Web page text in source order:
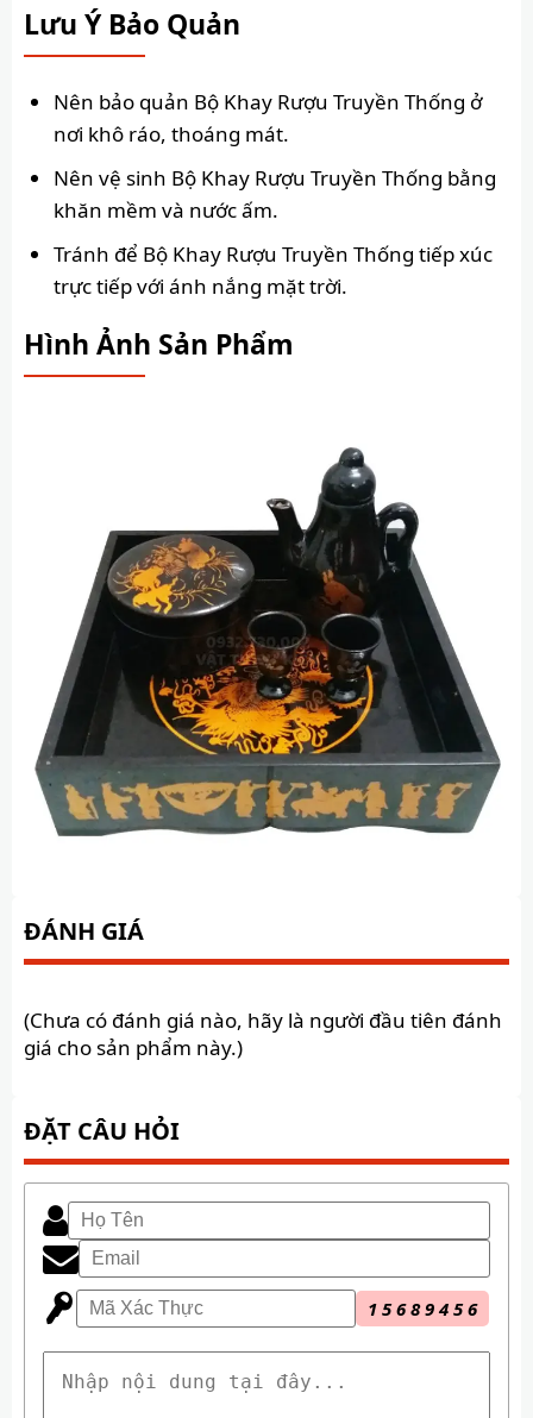
Lưu Ý Bảo Quản
Nên bảo quản Bộ Khay Rượu Truyền Thống ở
nơi khô ráo, thoáng mát.
Nên vệ sinh Bộ Khay Rượu Truyền Thống bằng
khăn mềm và nước ấm.
Tránh để Bộ Khay Rượu Truyền Thống tiếp xúc
trực tiếp với ánh nắng mặt trời.
Hình Ảnh Sản Phẩm
ĐÁNH GIÁ
(Chưa có đánh giá nào, hãy là người đầu tiên đánh
giá cho sản phẩm này.)
ĐẶT CÂU HỎI
1 5 6 8 9 4 5 6